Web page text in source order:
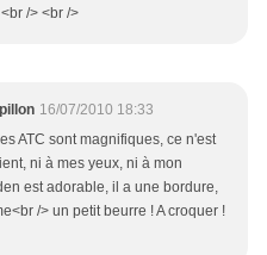
/> <br />
16/07/2010 18:33
ATC sont magnifiques, ce n'est
ni à mes yeux, ni à mon
est adorable, il a une bordure,
/> un petit beurre ! A croquer !